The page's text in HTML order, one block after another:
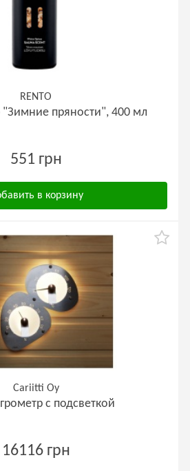
RENTO
"Зимние пряности", 400 мл
551 грн
в корзину
Cariitti Oy
с подсветкой
16116 грн